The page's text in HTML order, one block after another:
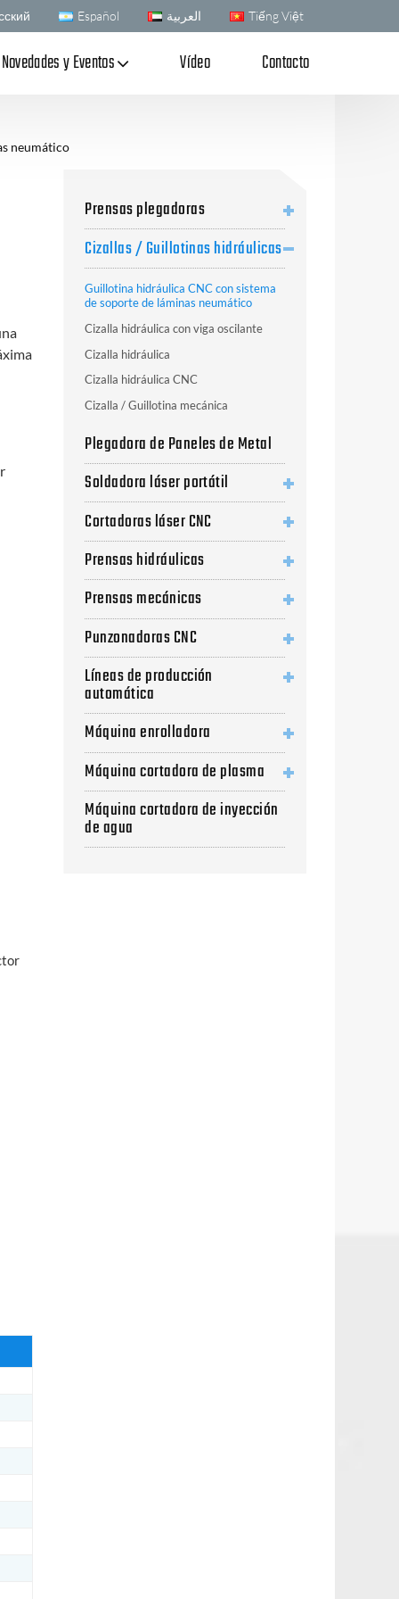
Español العربية Tiếng Việt
Novedades y Eventos Vídeo Contacto
neumático
Prensas plegadoras
Cizallas / Guillotinas hidráulicas
Guillotina hidráulica CNC con sistema
de soporte de láminas neumático
Cizalla hidráulica con viga oscilante
Cizalla hidráulica
Cizalla hidráulica CNC
Cizalla / Guillotina mecánica
Plegadora de Paneles de Metal
Soldadora láser portátil
Cortadoras láser CNC
Prensas hidráulicas
Prensas mecánicas
Punzonadoras CNC
Líneas de producción
automática
Máquina enrolladora
Máquina cortadora de plasma
Máquina cortadora de inyección
de agua